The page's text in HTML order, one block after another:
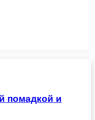
помадкой и